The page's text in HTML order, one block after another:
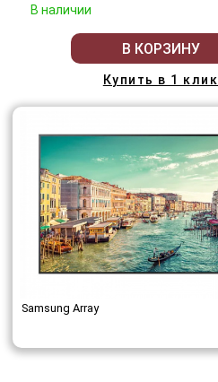
В наличии
В КОРЗИНУ
Купить в 1 клик
Samsung Array